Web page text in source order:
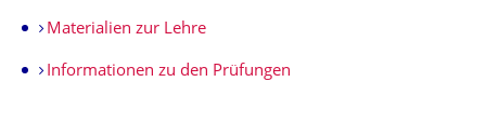
Materialien zur Lehre
Informationen zu den Prüfungen